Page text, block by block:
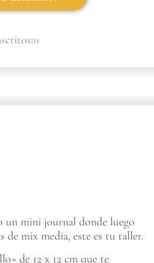
11
un mini journal donde luego
de mix media, este es tu taller.
de 12 x 12 cm que te